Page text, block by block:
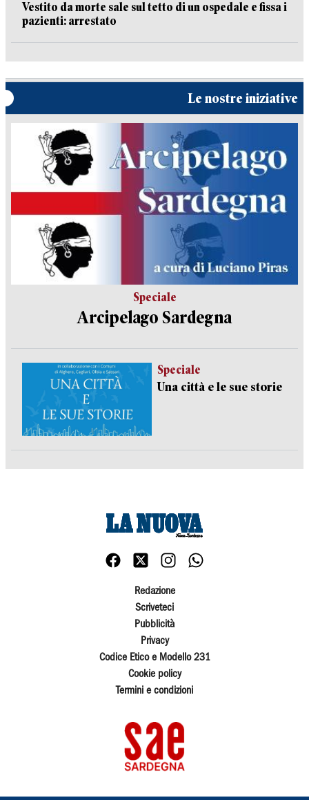
Vestito da morte sale sul tetto di un ospedale e fissa i
pazienti: arrestato
Le nostre iniziative
Speciale
Arcipelago Sardegna
Speciale
Una città e le sue storie
Redazione
Scriveteci
Pubblicità
Privacy
Codice Etico e Modello 231
Cookie policy
Termini e condizioni